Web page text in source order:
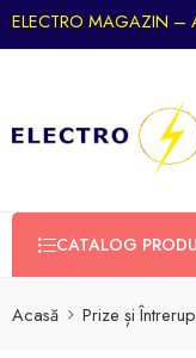
ELECTRO MAGAZIN –
CATALOG
Acasă Prize și